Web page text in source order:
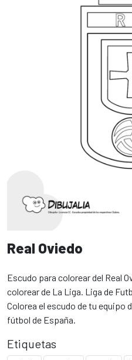
Real Oviedo
Escudo para colorear del Real
colorear de La Liga. Liga de
Colorea el escudo de tu equipo
fútbol de España.
Etiquetas